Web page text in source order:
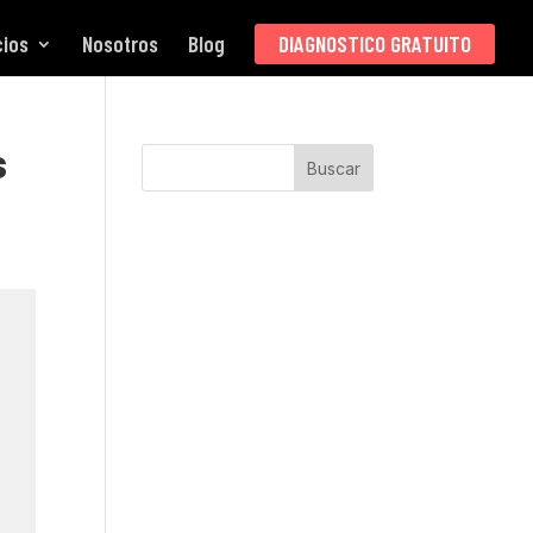
Nosotros Blog DIAGNOSTICO GRATUITO
Buscar